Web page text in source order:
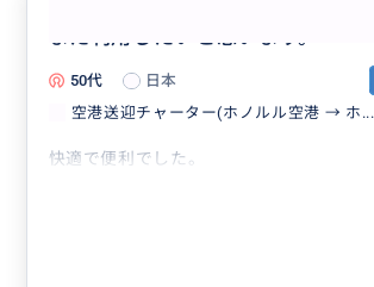
50代 日本
空港送迎チャーター(ホノルル空港 → ホ...
快適で便利でした。